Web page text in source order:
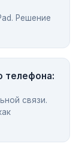
Решение
телефона:
связи.